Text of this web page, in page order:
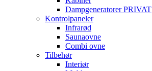
Dampgeneratorer PRIVAT
Kontrolpaneler
Infrarød
Saunaovne
Combi ovne
Tilbehør
Interiør